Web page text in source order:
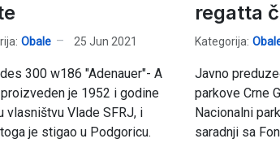
Obale 25 Jun 2021
300 w186 "Adenauer"- A
je 1952 i godine
vlasništvu Vlade SFRJ, i
je stigao u Podgoricu.
regatta
Kategorija:
Javno
parkove Crne
Nacionalni
saradnji sa